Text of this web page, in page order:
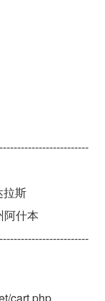
拉斯
阿什本
cart.php